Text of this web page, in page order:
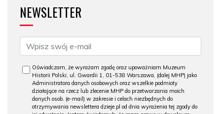
NEWSLETTER
Oświadczam, że wyrażam zgodę oraz upoważniam Muzeum
Historii Polski, ul. Gwardii 1, 01-538 Warszawa, (dalej MHP) jako
Administratora danych osobowych oraz wszelkie podmioty
działające na rzecz lub zlecenie MHP do przetwarzania moich
danych osob. (e-mail) w zakresie i celach niezbędnych do
otrzymywania newslettera dzieje.pl od dnia wyrażenia tej zgody do